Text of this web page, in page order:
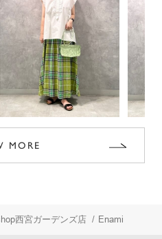
MORE
西宮ガーデンズ店 / Enami